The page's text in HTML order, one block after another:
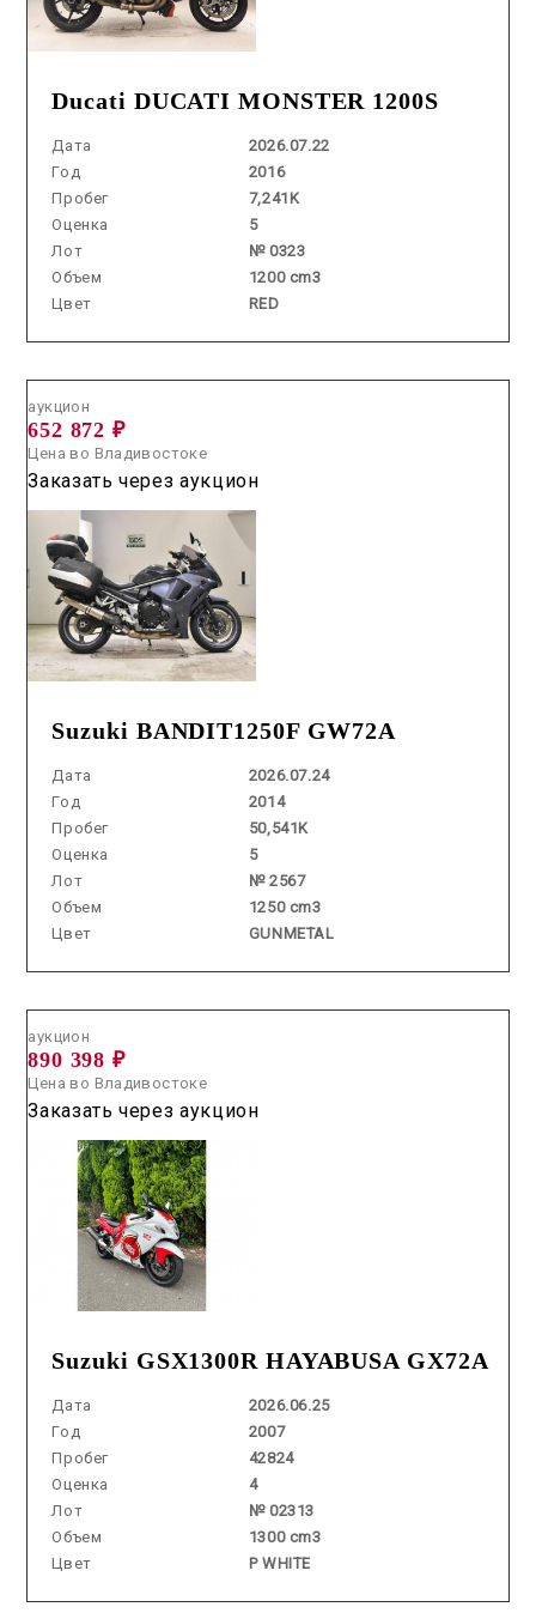
Ducati DUCATI MONSTER 1200S
Дата
2026.07.22
Год
2016
Пробег
7,241K
Оценка
5
Лот
№ 0323
Объем
1200 cm3
Цвет
RED
Suzuki BANDIT1250F GW72A
Дата
2026.07.24
Год
2014
Пробег
50,541K
Оценка
5
Лот
№ 2567
Объем
1250 cm3
Цвет
GUNMETAL
аукцион
652 872 ₽
Цена во Владивостоке
Заказать через аукцион
Suzuki GSX1300R HAYABUSA GX72A
Дата
2026.06.25
Год
2007
Пробег
42824
Оценка
4
Лот
№ 02313
Объем
1300 cm3
Цвет
P WHITE
аукцион
890 398 ₽
Цена во Владивостоке
Заказать через аукцион